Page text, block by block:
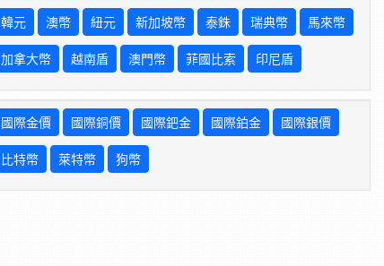
韓元 澳幣 紐元 新加坡幣 泰銖 瑞典幣 馬來幣
加拿大幣 越南盾 澳門幣 菲國比索 印尼盾
國際金價 國際銅價 國際鈀金 國際鉑金 國際銀價
比特幣 萊特幣 狗幣